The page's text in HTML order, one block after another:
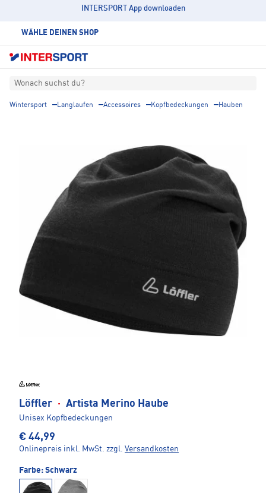
INTERSPORT App downloaden
WÄHLE DEINEN SHOP
Wonach suchst du?
Wintersport Langlaufen Accessoires Kopfbedeckungen Hauben
Löffler · Artista Merino Haube
Unisex Kopfbedeckungen
€ 44,99
Onlinepreis inkl. MwSt. zzgl. Versandkosten
Farbe: Schwarz